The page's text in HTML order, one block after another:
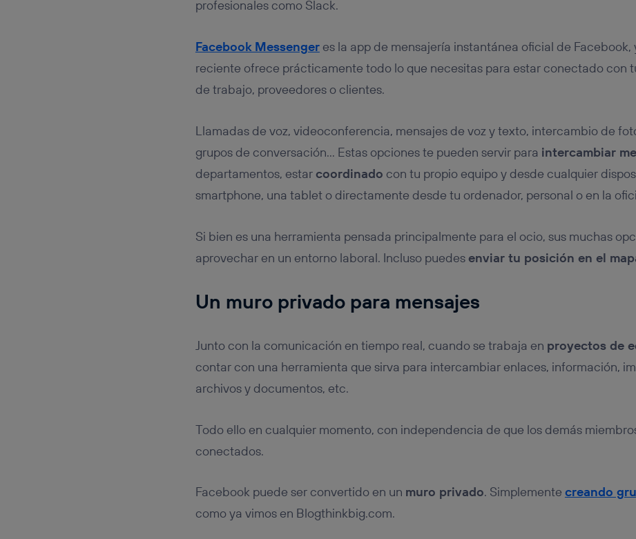
profesionales como Slack.
Facebook Messengeres la app de mensajería instantánea oficial de Facebook,
reciente ofrece prácticamente todo lo que necesitas para estar conectado con
de trabajo, proveedores o clientes.
Llamadas de voz, videoconferencia, mensajes de voz y texto, intercambio de
grupos de conversación… Estas opciones te pueden servir para intercambiar
departamentos, estarcoordinado con tu propio equipo y desde cualquier
smartphone, una tablet o directamente desde tu ordenador, personal o en la
Si bien es una herramienta pensada principalmente para el ocio, sus muchas
aprovechar en un entorno laboral. Incluso puedesenviar tu posición en el
Un muro privado para mensajes
Junto con la comunicación en tiempo real, cuando se trabaja en proyectos de
contar con una herramienta que sirva para intercambiar enlaces, información,
archivos y documentos, etc.
Todo ello en cualquier momento, con independencia de que los demás
conectados.
Facebook puede ser convertido en un muro privado. Simplemente creando
como ya vimos en Blogthinkbig.com.